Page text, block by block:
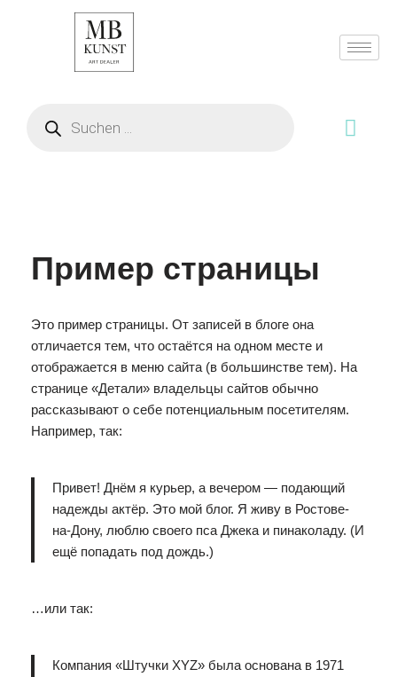
Пример страницы
Это пример страницы. От записей в блоге она
отличается тем, что остаётся на одном месте и
отображается в меню сайта (в большинстве тем). На
странице «Детали» владельцы сайтов обычно
рассказывают о себе потенциальным посетителям.
Например, так:
Привет! Днём я курьер, а вечером — подающий
надежды актёр. Это мой блог. Я живу в Ростове-
на-Дону, люблю своего пса Джека и пинаколаду. (И
ещё попадать под дождь.)
…или так:
Компания «Штучки XYZ» была основана в 1971